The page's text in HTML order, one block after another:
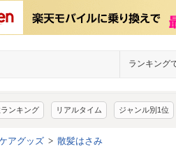
ランキング
ンキング リアルタイム ジャンル別1位
アグッズ > 散髪はさみ